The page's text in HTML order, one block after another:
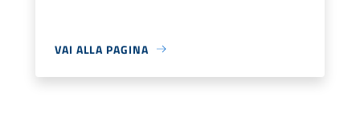
VAI ALLA PAGINA